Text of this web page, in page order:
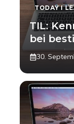
TODAY I
TIL:
bei
30.